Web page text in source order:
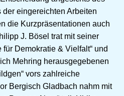
eingereichten Arbeiten
die Kurzpräsentationen auch
J. Bösel trat mit seiner
für Demokratie & Vielfalt“ und
Mehring herausgegebenen
vors zahlreiche
Bergisch Gladbach nahm mit